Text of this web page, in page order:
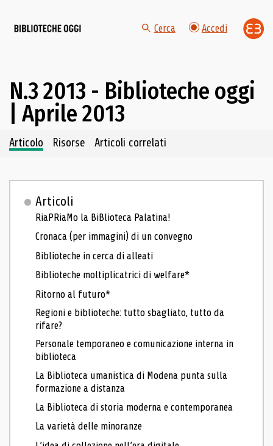
Cerca Accedi
N.3 2013 - Biblioteche oggi
| Aprile 2013
Navigazione dei contenuti del fascicolo
Articolo Risorse Articoli correlati
Articoli
RiaPRiaMo la BiBlioteca Palatina!
Cronaca (per immagini) di un convegno
Biblioteche in cerca di alleati
Biblioteche moltiplicatrici di welfare*
Ritorno al futuro*
Regioni e biblioteche: tutto sbagliato, tutto da
rifare?
Personale temporaneo e comunicazione interna in
biblioteca
La Biblioteca umanistica di Modena punta sulla
formazione a distanza
La Biblioteca di storia moderna e contemporanea
La varietà delle minoranze